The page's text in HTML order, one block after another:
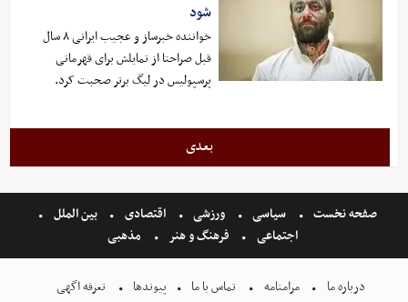
شود
خواننده خبرساز و عجیب ایرانی ۸ سال
قبل صراحتا از تمایلش برای قهرمانی
پرسپولیس در لیگ برتر صحبت کرد.
بعدی
صفحه نخست سیاسی ورزشی اقتصادی
بین الملل
اجتماعی
فرهنگ و هنر مذهبی
درباره ما مرامنامه تماس با ما پیوندها تعرفه اگهی